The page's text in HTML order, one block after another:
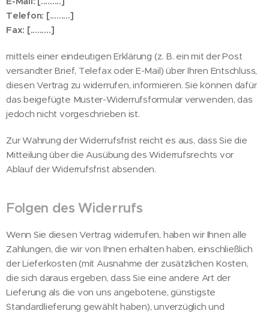
Telefon: [.........]
Fax: [.........]
mittels einer eindeutigen Erklärung (z. B. ein mit der Post
versandter Brief, Telefax oder E-Mail) über Ihren Entschluss,
diesen Vertrag zu widerrufen, informieren. Sie können dafür
das beigefügte Muster-Widerrufsformular verwenden, das
jedoch nicht vorgeschrieben ist.
Zur Wahrung der Widerrufsfrist reicht es aus, dass Sie die
Mitteilung über die Ausübung des Widerrufsrechts vor
Ablauf der Widerrufsfrist absenden.
Folgen des Widerrufs
Wenn Sie diesen Vertrag widerrufen, haben wir Ihnen alle
Zahlungen, die wir von Ihnen erhalten haben, einschließlich
der Lieferkosten (mit Ausnahme der zusätzlichen Kosten,
die sich daraus ergeben, dass Sie eine andere Art der
Lieferung als die von uns angebotene, günstigste
Standardlieferung gewählt haben), unverzüglich und